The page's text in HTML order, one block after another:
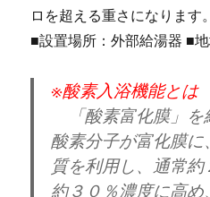
ロを超える重さになります。
■設置場所：外部給湯器 ■
※酸素入浴機能とは
「酸素富化膜」を
酸素分子が富化膜
質を利用し、通常
約３０％濃度に高